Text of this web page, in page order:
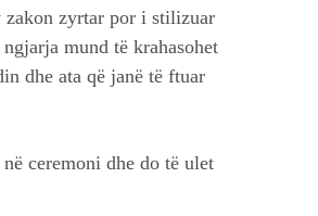
zakon zyrtar por i stilizuar
mund të krahasohet
dhe ata që janë të ftuar
ceremoni dhe do të ulet